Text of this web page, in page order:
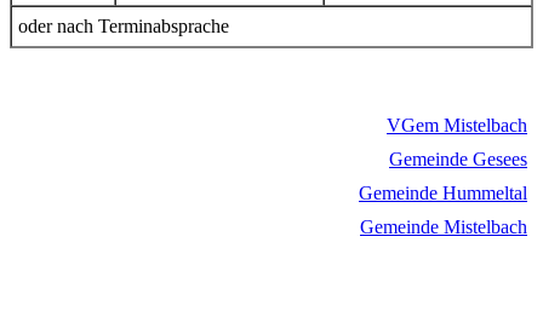
oder nach Terminabsprache
VGem Mistelbach
Gemeinde Gesees
Gemeinde Hummeltal
Gemeinde Mistelbach